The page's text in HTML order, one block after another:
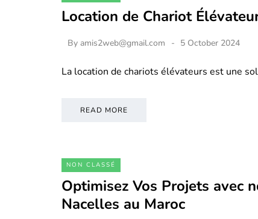
Location de Chariot
By amis2web@gmail.com 5 October 2024
La location de chariots élévateurs est une
READ MORE
NON CLASSÉ
Optimisez Vos Projets avec
Nacelles au Maroc